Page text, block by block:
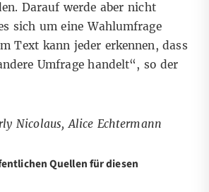
Darauf werde aber nicht
sich um eine Wahlumfrage
Text kann jeder erkennen, dass
Umfrage handelt“, so der
Nicolaus, Alice Echtermann
Quellen für diesen